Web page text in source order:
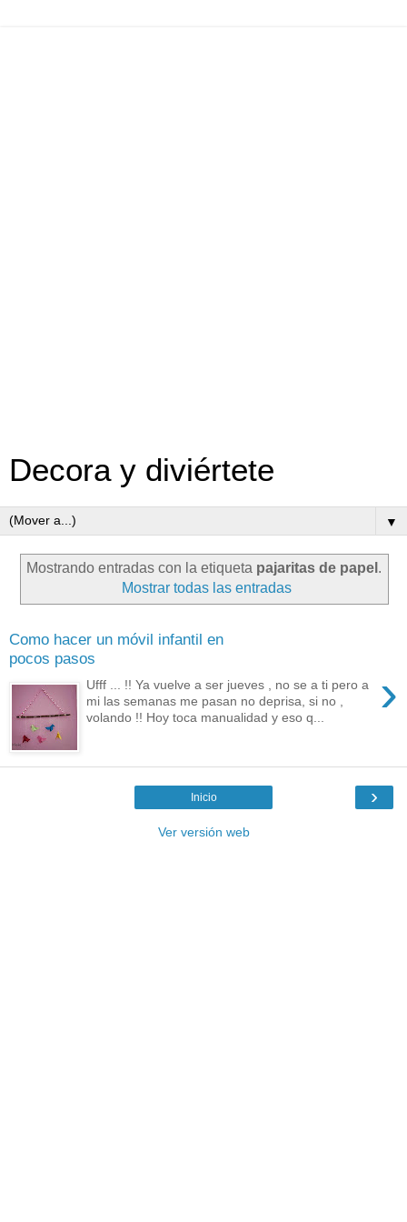
Decora y diviértete
▼
Mostrando entradas con la etiqueta pajaritas de papel .
Mostrar todas las entradas
Como hacer un móvil infantil en
pocos pasos
›
Ufff ... !! Ya vuelve a ser jueves , no se a ti pero a
mi las semanas me pasan no deprisa, si no ,
volando !! Hoy toca manualidad y eso q...
›
Inicio
Ver versión web